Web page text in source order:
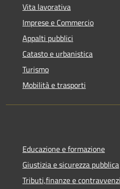
Vita lavorativa
Imprese e Commercio
Appalti pubblici
Catasto e urbanistica
Turismo
Mobilità e trasporti
Educazione e formazione
Giustizia e sicurezza pubblica
Tributi,finanze e